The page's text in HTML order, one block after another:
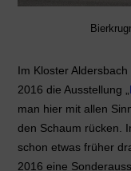
Im Kloster
2016 die Ausstellung „
man hier mit allen
den Schaum rücken.
schon etwas früher
2016 eine